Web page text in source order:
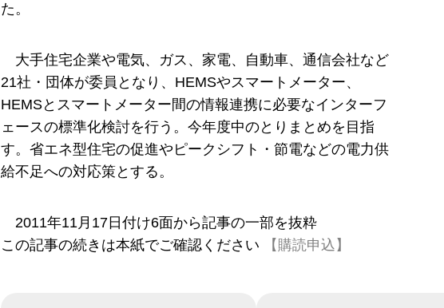
た。
大手住宅企業や電気、ガス、家電、自動車、通信会社など
21社・団体が委員となり、HEMSやスマートメーター、
HEMSとスマートメーター間の情報連携に必要なインターフ
ェースの標準化検討を行う。今年度中のとりまとめを目指
す。省エネ型住宅の促進やピークシフト・節電などの電力供
給不足への対応策とする。
2011年11月17日付け6面から記事の一部を抜粋
この記事の続きは本紙でご確認ください
【購読申込】